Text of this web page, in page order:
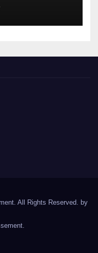
All Rights Reserved. by